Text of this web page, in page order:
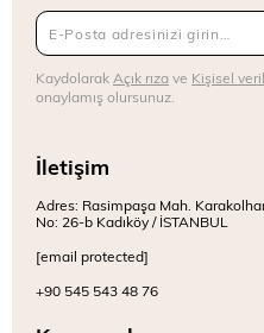
Kaydolarak Açık rızave Kişisel
onaylamış olursunuz.
İletişim
Adres: Rasimpaşa Mah.
No: 26-b Kadıköy / İSTANBUL
[email protected]
+90 545 543 48 76